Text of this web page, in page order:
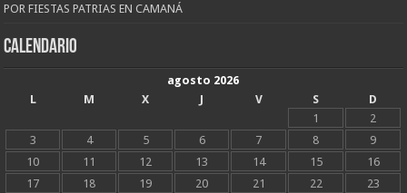
POR FIESTAS PATRIAS EN CAMANÁ
CALENDARIO
agosto 2026
L
M X J V S
D
1
2
3
4 5 6 7 8
9
10
11 12 13 14 15
16
17
18 19 20 21 22 23